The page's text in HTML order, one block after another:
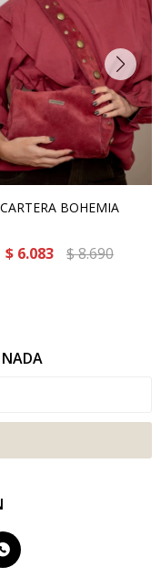
CARTERA BOHEMIA
$ 6.083 $8.690
NADA